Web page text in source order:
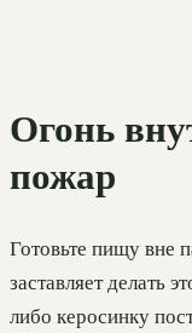
Огонь
пожар
Готовьте пищу вне
заставляет делать
либо керосинку